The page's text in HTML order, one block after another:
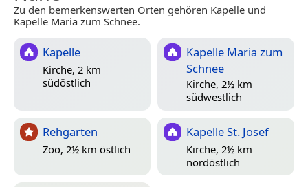
Zu den bemerkenswerten Orten gehören Kapelle und
Kapelle Maria zum Schnee.
Kapelle
Kirche, 2 km
südöstlich
Kapelle Maria zum
Schnee
Kirche, 2½ km
südwestlich
Rehgarten
Zoo, 2½ km östlich
Kapelle St. Josef
Kirche, 2½ km
nordöstlich